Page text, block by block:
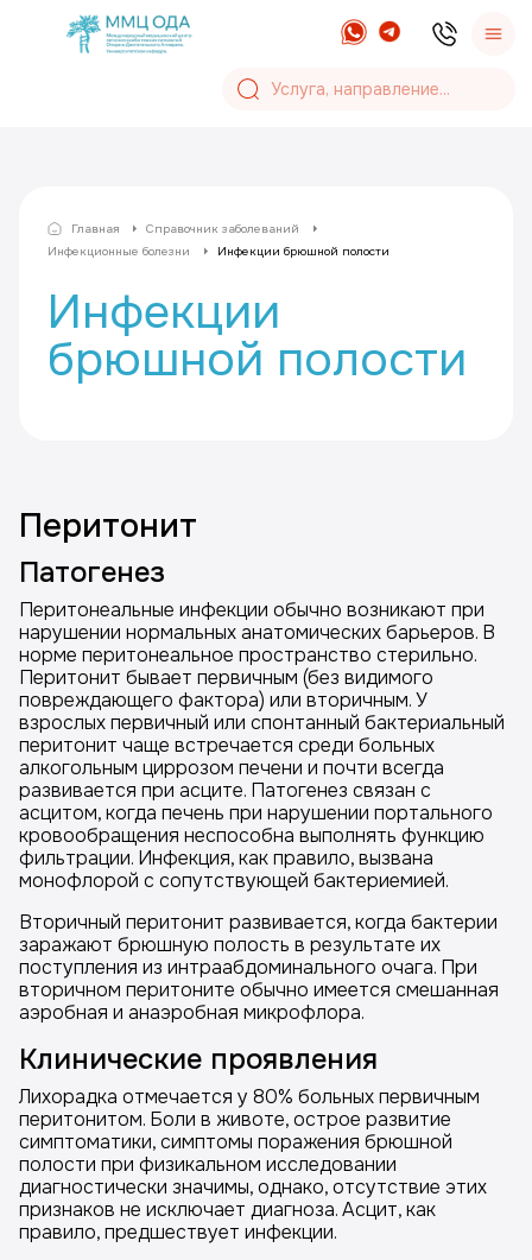
Главная
Справочник заболеваний
Инфекционные болезни
Инфекции брюшной полости
Инфекции
брюшной полости
Перитонит
Патогенез
Перитонеальные инфекции обычно возникают при
нарушении нормальных анатомических барьеров. В
норме перитонеальное пространство стерильно.
Перитонит бывает первичным (без видимого
повреждающего фактора) или вторичным. У
взрослых первичный или спонтанный бактериальный
перитонит чаще встречается среди больных
алкогольным циррозом печени и почти всегда
развивается при асците. Патогенез связан с
асцитом, когда печень при нарушении портального
кровообращения неспособна выполнять функцию
фильтрации. Инфекция, как правило, вызвана
монофлорой с сопутствующей бактериемией.
Вторичный перитонит развивается, когда бактерии
заражают брюшную полость в результате их
поступления из интраабдоминального очага. При
вторичном перитоните обычно имеется смешанная
аэробная и анаэробная микрофлора.
Клинические проявления
Лихорадка отмечается у 80% больных первичным
перитонитом. Боли в животе, острое развитие
симптоматики, симптомы поражения брюшной
полости при физикальном исследовании
диагностически значимы, однако, отсутствие этих
признаков не исключает диагноза. Асцит, как
правило, предшествует инфекции.